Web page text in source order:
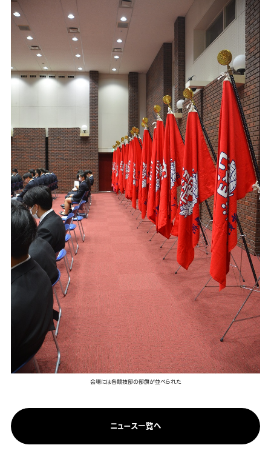
会場には各競技部の部旗が並べられた
ニュース一覧へ